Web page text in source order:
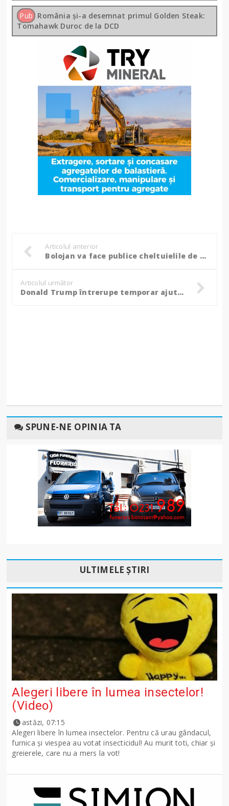
Pub România și-a desemnat primul Golden Steak:
Tomahawk Duroc de la DCD
Articolul anterior
Bolojan va face publice cheltuielile de deplasare cu avioane de lux ale lui Iohannis. „Vom căuta să fim transparenţi”
Articolul următor
Donald Trump întrerupe temporar ajutorul militar pentru Ucraina după disputele cu Volodimir Zelenski
SPUNE-NE OPINIA TA
ULTIMELE ȘTIRI
Alegeri libere în lumea insectelor!
(Video)
astăzi, 07:15
Alegeri libere în lumea insectelor. Pentru că urau gândacul,
furnica și viespea au votat insecticidul! Au murit toti, chiar și
greierele, care nu a mers la vot!